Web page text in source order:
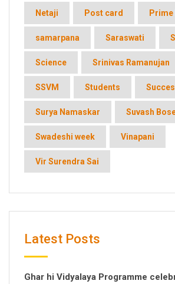
Netaji Post card
samarpana Saraswati
Science Srinivas Ramanujan
SSVM Students
Surya Namaskar Suvash
Swadeshi week Vinapani
Vir Surendra Sai
Latest Posts
Ghar hi Vidyalaya Programme